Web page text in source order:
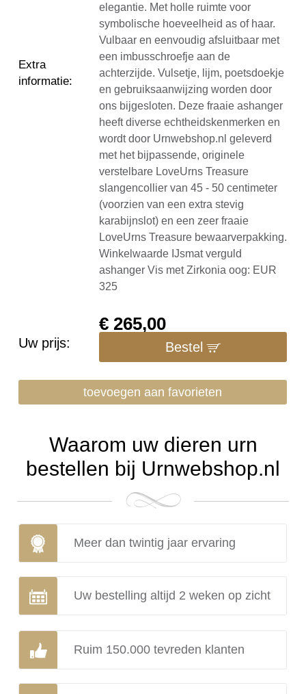
Extra
informatie:
elegantie. Met holle ruimte voor
symbolische hoeveelheid as of haar.
Vulbaar en eenvoudig afsluitbaar met
een imbusschroefje aan de
achterzijde. Vulsetje, lijm, poetsdoekje
en gebruiksaanwijzing worden door
ons bijgesloten. Deze fraaie ashanger
heeft diverse echtheidskenmerken en
wordt door Urnwebshop.nl geleverd
met het bijpassende, originele
verstelbare LoveUrns Treasure
slangencollier van 45 - 50 centimeter
(voorzien van een extra stevig
karabijnslot) en een zeer fraaie
LoveUrns Treasure bewaarverpakking.
Winkelwaarde IJsmat verguld
ashanger Vis met Zirkonia oog: EUR
325
Uw prijs:
€265,00
Bestel
toevoegen aan favorieten
Waarom uw dieren urn
bestellen bij Urnwebshop.nl
Meer dan twintig jaar ervaring
Uw bestelling altijd 2 weken op zicht
Ruim 150.000 tevreden klanten